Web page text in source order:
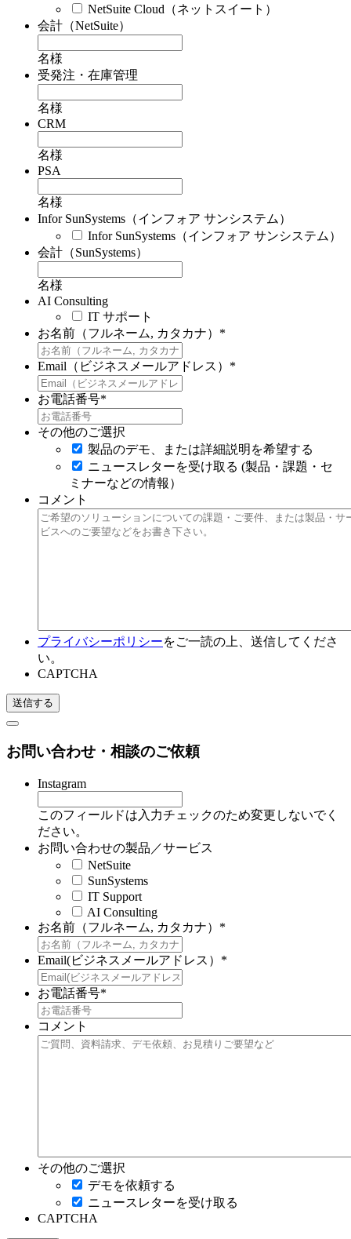
NetSuite Cloud（ネットスイート）
会計（NetSuite）
名様
受発注・在庫管理
名様
CRM
名様
PSA
名様
Infor SunSystems（インフォア サンシステム）
Infor SunSystems（インフォア サンシステム）
会計（SunSystems）
名様
AI Consulting
IT サポート
お名前（フルネーム, カタカナ） *
Email（ビジネスメールアドレス） *
お電話番号*
その他のご選択
製品のデモ、または詳細説明を希望する
ニュースレターを受け取る (製品・課題・セ
ミナーなどの情報）
コメント
プライバシーポリシーをご一読の上、送信してくださ
い。
CAPTCHA
お問い合わせ・相談のご依頼
Instagram
このフィールドは入力チェックのため変更しないでく
ださい。
お問い合わせの製品／サービス
NetSuite
SunSystems
IT Support
AI Consulting
お名前（フルネーム, カタカナ） *
Email(ビジネスメールアドレス） *
お電話番号*
コメント
その他のご選択
デモを依頼する
ニュースレターを受け取る
CAPTCHA